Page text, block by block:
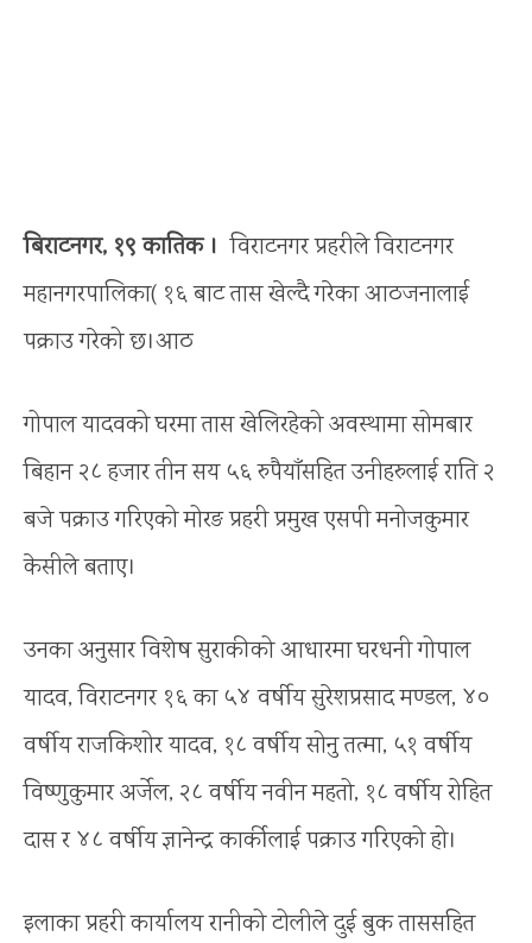
बिराटनगर, १९ कातिक । विराटनगर प्रहरीले विराटनगर
महानगरपालिका( १६ बाट तास खेल्दै गरेका आठजनालाई
पक्राउ गरेको छ।आठ
गोपाल यादवको घरमा तास खेलिरहेको अवस्थामा सोमबार
बिहान २८ हजार तीन सय ५६ रुपैयाँसहित उनीहरुलाई राति २
बजे पक्राउ गरिएको मोरङ प्रहरी प्रमुख एसपी मनोजकुमार
केसीले बताए।
उनका अनुसार विशेष सुराकीको आधारमा घरधनी गोपाल
यादव, विराटनगर १६ का ५४ वर्षीय सुरेशप्रसाद मण्डल, ४०
वर्षीय राजकिशोर यादव, १८ वर्षीय सोनु तत्मा, ५१ वर्षीय
विष्णुकुमार अर्जेल, २८ वर्षीय नवीन महतो, १८ वर्षीय रोहित
दास र ४८ वर्षीय ज्ञानेन्द्र कार्कीलाई पक्राउ गरिएको हो।
इलाका प्रहरी कार्यालय रानीको टोलीले दुई बुक ताससहित